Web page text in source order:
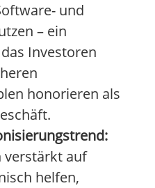
und
– ein
Investoren
honorieren als
verstärkt auf
helfen,